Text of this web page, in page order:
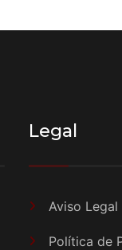
Legal
Aviso Legal
Política de